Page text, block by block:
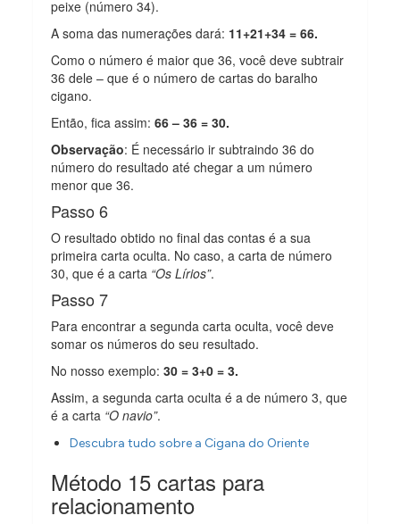
peixe (número 34).
A soma das numerações dará: 11+21+34 = 66.
Como o número é maior que 36, você deve subtrair
36 dele – que é o número de cartas do baralho
cigano.
Então, fica assim:66 – 36 = 30.
Observação: É necessário ir subtraindo 36 do
número do resultado até chegar a um número
menor que 36.
Passo 6
O resultado obtido no final das contas é a sua
primeira carta oculta. No caso, a carta de número
30, que é a carta “Os Lírios”.
Passo 7
Para encontrar a segunda carta oculta, você deve
somar os números do seu resultado.
No nosso exemplo:30 = 3+0 = 3.
Assim, a segunda carta oculta é a de número 3, que
é a carta “O navio”.
Descubra tudo sobre a Cigana do Oriente
Método 15 cartas para
relacionamento